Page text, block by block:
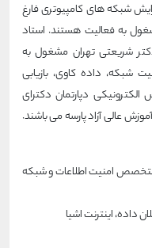
شبکه های کامپیوتری فارغ
به فعالیت هستند. استاد
شریعتی تهران مشغول به
شبکه، داده کاوی، بازیابی
الکترونیکی دپارتمان دکترای
عالی آزاد پارسه می باشند.
امنیت اطلاعات و شبکه
داده، اینترنت اشیا